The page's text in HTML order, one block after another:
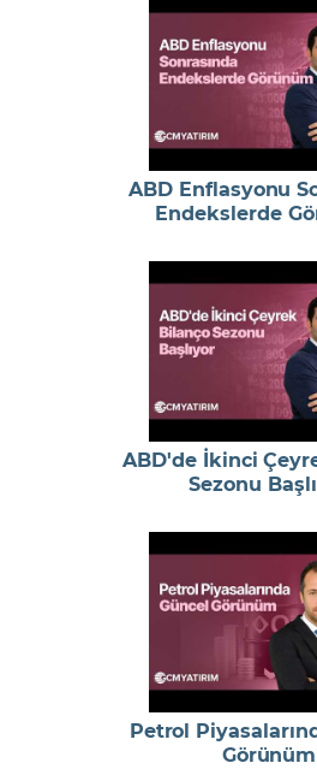
ABD Enflasyonu
Endekslerde
ABD'de İkinci
Sezonu
Petrol
Görünüm